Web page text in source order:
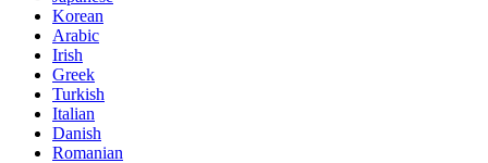
Korean
Arabic
Irish
Greek
Turkish
Italian
Danish
Romanian